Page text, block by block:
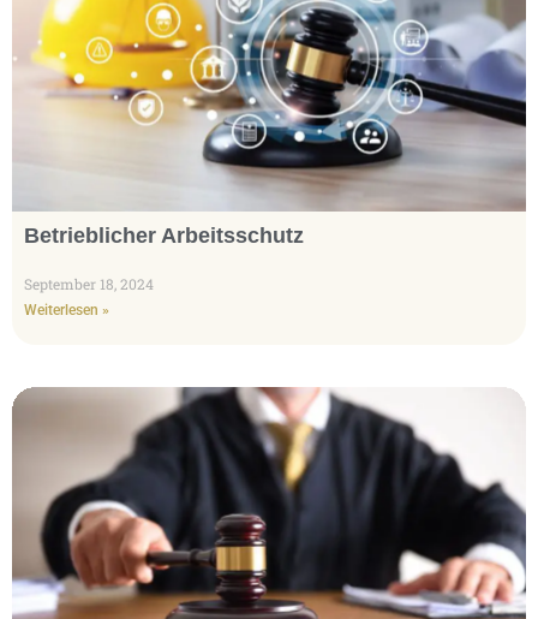
Betrieblicher Arbeitsschutz
September 18, 2024
Weiterlesen »